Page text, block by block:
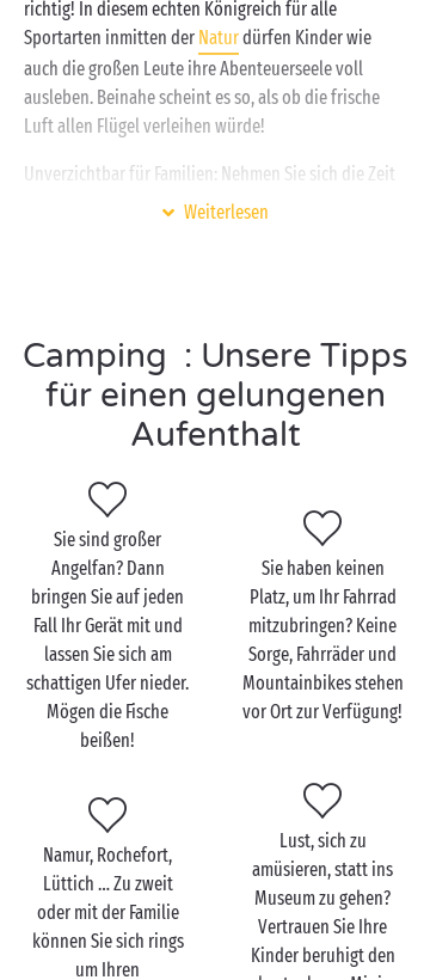
Walloniein Ihren nächsten Ferien so einige
Überraschungen für Sie bereithält.
richtig! In diesem echten Königreich für alle
Sportarten inmitten der Naturdürfen Kinder wie
auch die großen Leute ihre Abenteuerseele voll
ausleben. Beinahe scheint es so, als ob die frische
Luft allen Flügel verleihen würde!
Unverzichtbar für Familien: Nehmen Sie sich die Zeit
für einen Besuch des Geländes der Höhlen von Han,
bezauberndes Erlebnis. Parcours Speleo, Tierpark,
prähistorisches Museum, Sie werden es lieben, alles
dort zu besichtigen, Hand aufs Herz!
Tellin zu zweit entdecken
Wie wäre es denn mal mit ein wenig Zeitals Paar, ein
Wochenendeoder eine ganze Woche lang in trauter
Zweisamkeit? Bei Ihrem Aufenthalt auf unserem
Campingplatz in Tellin dürfen Sie sich auf weite
Räume freuen, die Ihnen unmerklich ein
wunderbares Gefühl der Freiheit verleihen werden.
Möge das Abenteuer beginnen!
Sie liebenWandern
? Da haben Sie an die richtige Tür
geklopft. Folgen Sie den ausgeschilderten Wegen in
der Nähe des Campings und profitieren Sie von
unvergleichlichen Ausblicken auf die Täler der
Ardennen. Unser Lieblingsspaziergang? Der zum
Rocher à pic hoch oben über dem Fluss Lesse. Und als
bezauberndes Ende Ihres Tages gibt es wohl nichts
Weiterlesen
Camping : Unsere Tipps
für einen gelungenen
Aufenthalt
Sie sind großer
Angelfan? Dann
bringen Sie auf jeden
Fall Ihr Gerät mit und
lassen Sie sich am
schattigen Ufer nieder.
Mögen die Fische
beißen!
Sie haben keinen
Platz, um Ihr Fahrrad
mitzubringen? Keine
Sorge, Fahrräder und
Mountainbikes stehen
vor Ort zur Verfügung!
Namur, Rochefort,
Lüttich … Zu zweit
oder mit der Familie
können Sie sich rings
um Ihren
Lust, sich zu
amüsieren, statt ins
Museum zu gehen?
Vertrauen Sie Ihre
Kinder beruhigt den